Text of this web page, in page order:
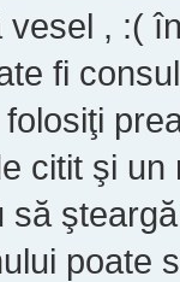
, :(
fi
citit şi
poate